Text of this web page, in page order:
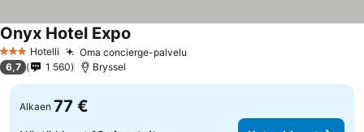
3 Tähtiluokitus
Hotelli Oma concierge-palvelu
Onyx Hotel Expo
6,7 1 560 Bryssel
Alkaen 77 €